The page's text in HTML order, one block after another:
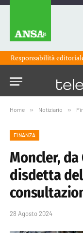
Responsabilità
Home » Notiziario »
FINANZA
Moncler,
disdetta
28 Agosto 2024